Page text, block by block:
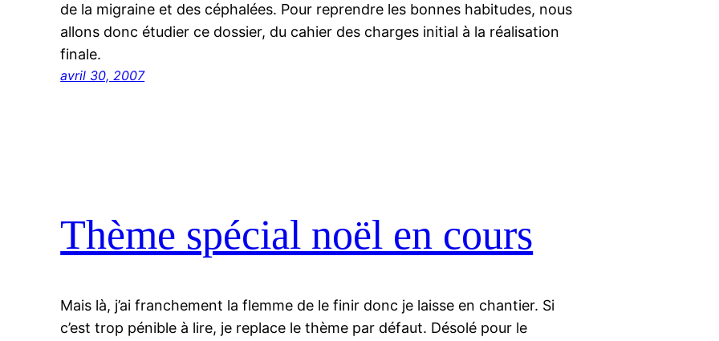
de la migraine et des céphalées. Pour reprendre les bonnes habitudes, nous
allons donc étudier ce dossier, du cahier des charges initial à la réalisation
finale.
avril 30, 2007
Thème spécial noël en cours
Mais là, j’ai franchement la flemme de le finir donc je laisse en chantier. Si
c’est trop pénible à lire, je replace le thème par défaut. Désolé pour le